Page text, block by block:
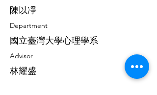
陳以凈
Department
國立臺灣大學心理學系
Advisor
林耀盛